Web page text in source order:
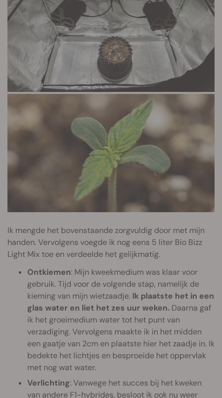
Ik mengde het bovenstaande zorgvuldig door met mijn
handen. Vervolgens voegde ik nog eens 5 liter Bio Bizz
Light Mix toe en verdeelde het gelijkmatig.
Ontkiemen: Mijn kweekmedium was klaar voor
gebruik. Tijd voor de volgende stap, namelijk de
kieming van mijn wietzaadje. Ik plaatste het in een
glas water en liet het zes uur weken. Daarna gaf
ik het groeimedium water tot het punt van
verzadiging. Vervolgens maakte ik in het midden
een gaatje van 2cm en plaatste hier het zaadje in. Ik
bedekte het lichtjes en besproeide het oppervlak
met nog wat water.
Verlichting: Vanwege het succes bij het kweken
van andere F1-hybrides, besloot ik ook nu weer